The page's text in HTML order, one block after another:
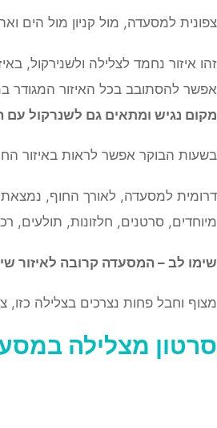
צפונית למסעדה, מול קניון מול הים
זהו איזור נחמד לצלילה ולשנירקול,
אפשר להסתובב בכל האיזור המגודר
מקום נגיש ומתאים גם לשנרקול עם
בשעות הבוקר אפשר לראות באיזור
דרומית למסעדה, לאורך החוף,
מיוחדים, סרטנים, חלזונות, תולעים,
שימו לב – המסעדה קרובה לאיזור
מצוף וחבל פחות נצרכים בצלילה כזו,
סרטון מצלילה